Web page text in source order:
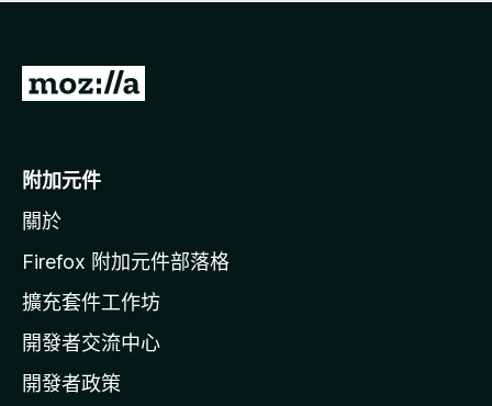
有
前
o
i
l
a
官
網
附加元件
關於
Firefox 附加元件部落格
擴充套件工作坊
開發者交流中心
開發者政策